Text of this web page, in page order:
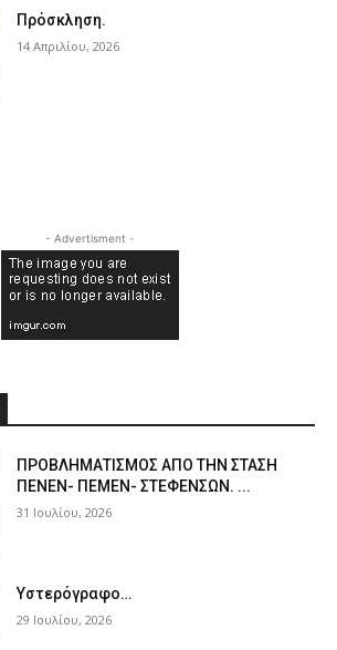
Πρόσκληση.
14 Απριλίου, 2026
- Advertisment -
ΠPOΒΛΗΜΑΤΙΣΜΟΣ ΑΠΟ ΤΗΝ ΣΤΑΣΗ
ΠΕΝΕΝ- ΠΕΜΕΝ- ΣΤΕΦΕΝΣΩΝ. ...
31 Ιουλίου, 2026
Υστερόγραφο…
29 Ιουλίου, 2026